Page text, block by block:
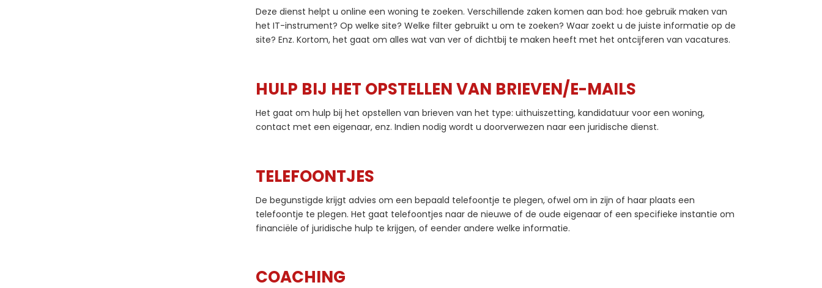
Deze dienst helpt u online een woning te zoeken. Verschillende zaken komen aan bod: hoe gebruik maken van
het IT-instrument? Op welke site? Welke filter gebruikt u om te zoeken? Waar zoekt u de juiste informatie op de
site? Enz. Kortom, het gaat om alles wat van ver of dichtbij te maken heeft met het ontcijferen van vacatures.
HULP BIJ HET OPSTELLEN VAN BRIEVEN/E-MAILS
Het gaat om hulp bij het opstellen van brieven van het type: uithuiszetting, kandidatuur voor een woning,
contact met een eigenaar, enz. Indien nodig wordt u doorverwezen naar een juridische dienst.
TELEFOONTJES
De begunstigde krijgt advies om een bepaald telefoontje te plegen, ofwel om in zijn of haar plaats een
telefoontje te plegen. Het gaat telefoontjes naar de nieuwe of de oude eigenaar of een specifieke instantie om
financiële of juridische hulp te krijgen, of eender andere welke informatie.
COACHING